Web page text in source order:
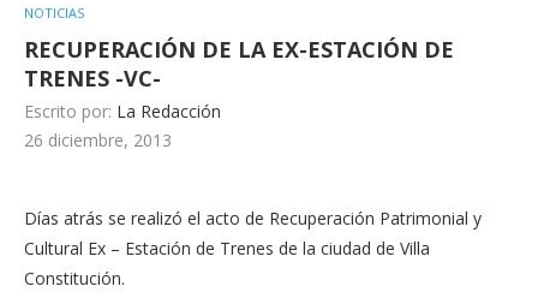
NOTICIAS
RECUPERACIÓN DE LA EX-ESTACIÓN DE
TRENES -VC-
Escrito por: La Redacción
26 diciembre, 2013
Días atrás se realizó el acto de Recuperación Patrimonial y
Cultural Ex – Estación de Trenes de la ciudad de Villa
Constitución.